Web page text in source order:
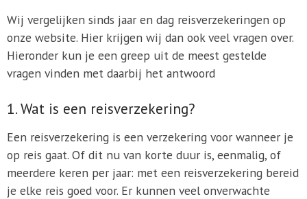
Wij vergelijken sinds jaar en dag reisverzekeringen op
onze website. Hier krijgen wij dan ook veel vragen over.
Hieronder kun je een greep uit de meest gestelde
vragen vinden met daarbij het antwoord
1. Wat is een reisverzekering?
Een reisverzekering is een verzekering voor wanneer je
op reis gaat. Of dit nu van korte duur is, eenmalig, of
meerdere keren per jaar: met een reisverzekering bereid
je elke reis goed voor. Er kunnen veel onverwachte